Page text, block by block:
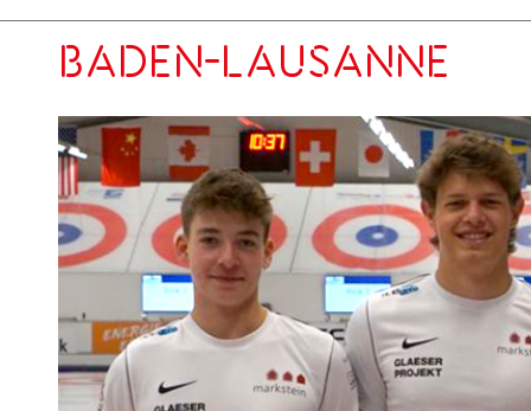
BADEN-LAUSANNE